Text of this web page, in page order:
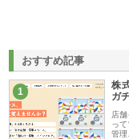
おすすめ記事
1
株
ガ
店
っ
管理